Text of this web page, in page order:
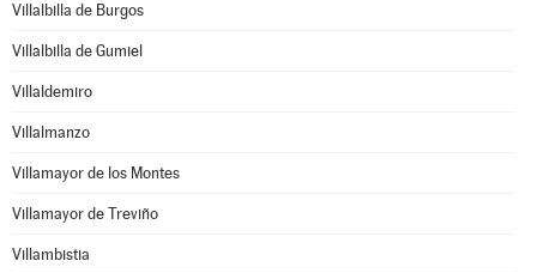
Villalbilla de Burgos
Villalbilla de Gumiel
Villaldemiro
Villalmanzo
Villamayor de los Montes
Villamayor de Treviño
Villambistia